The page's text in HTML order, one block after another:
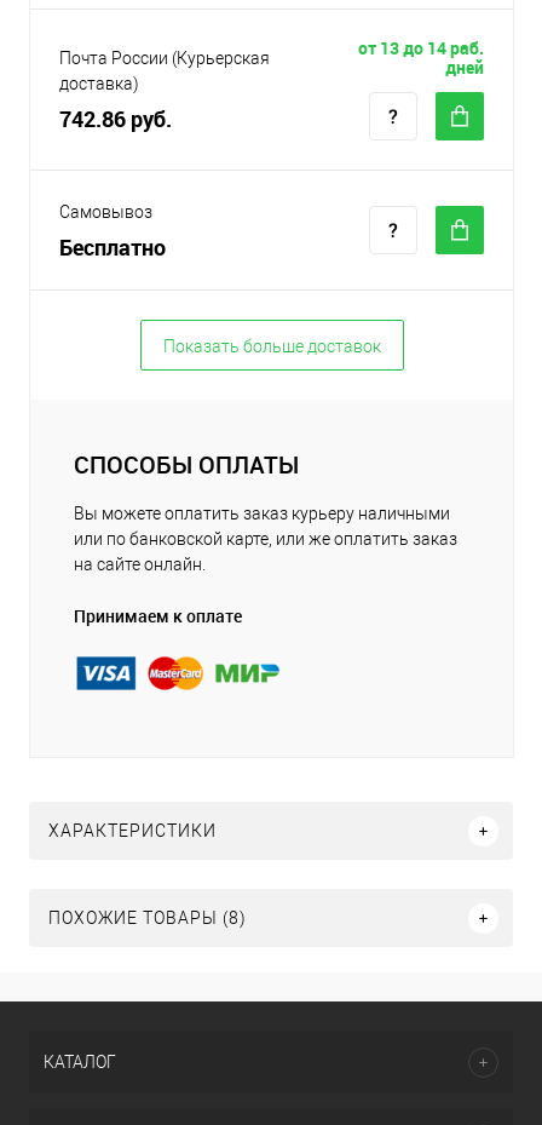
Почта России (Курьерская
доставка)
742.86 руб.
от 13 до 14 раб.
дней
Самовывоз
Бесплатно
Показать больше доставок
СПОСОБЫ ОПЛАТЫ
Вы можете оплатить заказ курьеру наличными
или по банковской карте, или же оплатить заказ
на сайте онлайн.
Принимаем к оплате
ХАРАКТЕРИСТИКИ
ПОХОЖИЕ ТОВАРЫ (8)
КАТАЛОГ